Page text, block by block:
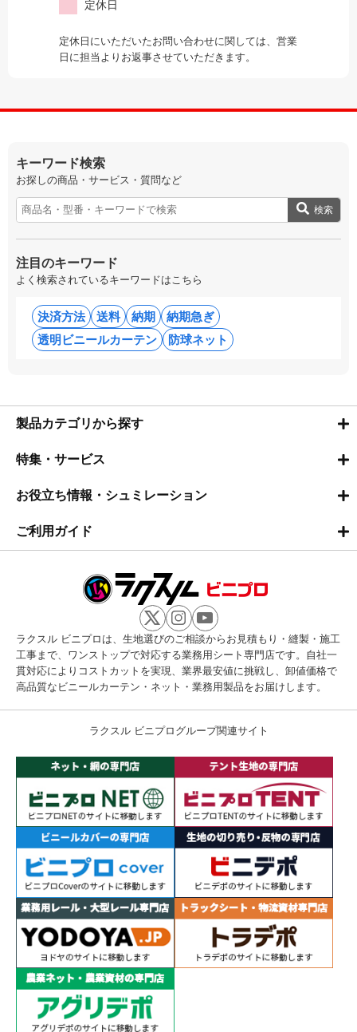
定休日
定休日にいただいたお問い合わせに関しては、営業
日に担当よりお返事させていただきます。
キーワード検索
お探しの商品・サービス・質問など
検索
注目のキーワード
よく検索されているキーワードはこちら
決済方法 送料 納期
納期急ぎ
透明ビニールカーテン
防球ネット
製品カテゴリから探す
特集・サービス
お役立ち情報・シュミレーション
ご利用ガイド
ラクスル ビニプロは、生地選びのご相談からお見積もり・縫製・施工
工事まで、ワンストップで対応する業務用シート専門店です。自社一
貫対応によりコストカットを実現、業界最安値に挑戦し、卸値価格で
高品質なビニールカーテン・ネット・業務用製品をお届けします。
ラクスル ビニプログループ関連サイト